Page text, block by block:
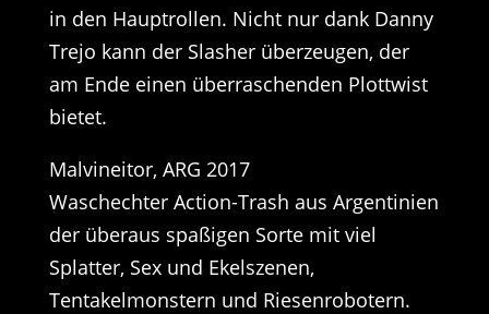
in den Hauptrollen. Nicht nur dank Danny
Trejo kann der Slasher überzeugen, der
am Ende einen überraschenden Plottwist
bietet.
Malvineitor, ARG 2017
Waschechter Action-Trash aus Argentinien
der überaus spaßigen Sorte mit viel
Splatter, Sex und Ekelszenen,
Tentakelmonstern und Riesenrobotern.